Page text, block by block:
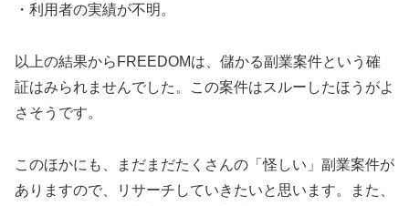
・利用者の実績が不明。
以上の結果からFREEDOMは、儲かる副業案件という確
証はみられませんでした。この案件はスルーしたほうがよ
さそうです。
このほかにも、まだまだたくさんの「怪しい」副業案件が
ありますので、リサーチしていきたいと思います。また、